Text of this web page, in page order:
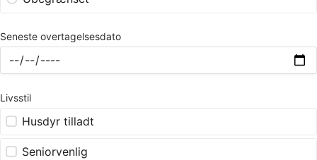
Seneste overtagelsesdato
Livsstil
Husdyr tilladt
Seniorvenlig